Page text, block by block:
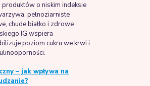
o niskim indeksie
pełnoziarniste
chude białko i zdrowe
IG wspiera
poziom cukru we krwi i
– jak wpływa na